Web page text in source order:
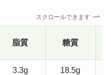
スクロールできます
脂質 糖質
3.3g 18.5g